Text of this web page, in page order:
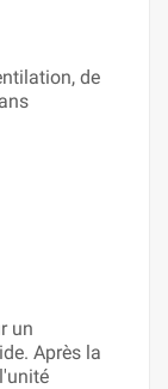
de
un
Après la